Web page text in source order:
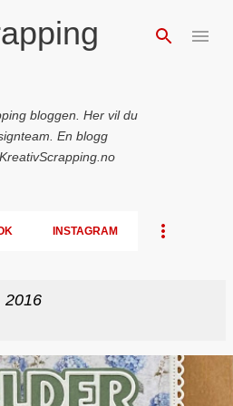
hovedinnhold
bloggen. Her vil du
En blogg
INSTAGRAM
2016